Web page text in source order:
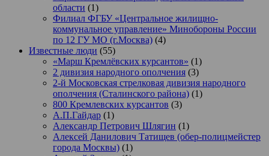
области (1)
Филиал ФГБУ «Центральное жилищно-
коммунальное управление» Минобороны России
по 12 ГУ МО (г.Москва) (4)
Известные люди (55)
«Марш Кремлёвских курсантов» (1)
2 дивизия народного ополчения (3)
2-й Московская стрелковая дивизия народного
ополчения (Сталинского района) (1)
800 Кремлевских курсантов (3)
А.П.Гайдар (1)
Александр Петрович Шлягин (1)
Алексей Данилович Татищев (обер-полицмейстер
города Москвы) (1)